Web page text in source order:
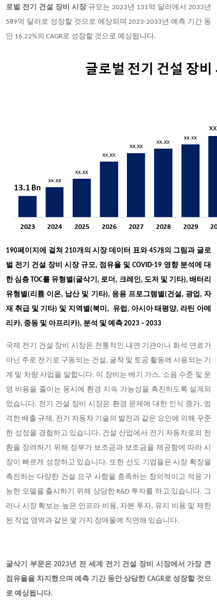
로벌 전기 건설 장비 시장 규모는 2023년 131억 달러에서 2033년
589억 달러로 성장할 것으로 예상되며 2023-2033년 예측 기간 동
안 16.22%의 CAGR로 성장할 것으로 예상됩니다.
190페이지에 걸쳐 210개의 시장 데이터 표와 45개의 그림과 글로
벌 전기 건설 장비 시장 규모, 점유율 및 COVID-19 영향 분석에 대
한 심층 TOC를 유형별(굴삭기, 로더, 크레인, 도저 및 기타), 배터리
유형별(리튬 이온, 납산 및 기타), 응용 프로그램별(건설, 광업, 자
재 취급 및 기타) 및 지역별(북미, 유럽, 아시아 태평양, 라틴 아메
리카, 중동 및 아프리카), 분석 및 예측 2023 – 2033
국제 전기 건설 장비 시장은 전통적인 내연 기관이나 화석 연료가
아닌 주로 전기로 구동되는 건설 , 굴착 및 토공 활동에 사용되는 기
계 및 차량 사업을 말합니다. 이 장비는 배기 가스, 소음 수준 및 운
영 비용을 줄이는 동시에 환경 지속 가능성을 촉진하도록 설계되
었습니다. 전기 건설 장비 시장은 환경 문제에 대한 인식 증가, 엄
격한 배출 규제, 전기 자동차 기술의 발전과 같은 요인에 의해 꾸준
한 성장을 경험하고 있습니다. 건설 산업에서 전기 자동차로의 전
환을 장려하기 위해 정부가 보조금과 보조금을 제공함에 따라 시
장이 빠르게 성장하고 있습니다. 또한 선도 기업들은 시장 확장을
촉진하는 다양한 건설 요구 사항을 충족하는 창의적이고 적응 가
능한 모델을 출시하기 위해 상당한 R&D 투자를 하고 있습니다. 그
러나 시장 확보는 높은 인프라 비용, 자본 투자, 유지 비용 및 제한
된 작업 영역과 같은 몇 가지 장애물에 직면해 있습니다.
굴삭기 부문은2023년 전 세계 전기 건설 장비 시장에서 가장 큰
점유율을 차지했으며 예측 기간 동안 상당한 CAGR로 성장할 것으
로 예상됩니다.